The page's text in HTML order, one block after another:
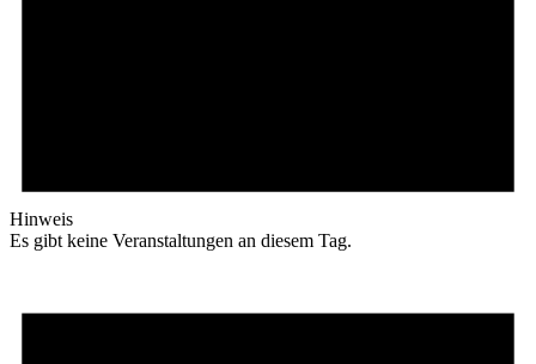
Hinweis
Es gibt keine Veranstaltungen an diesem Tag.